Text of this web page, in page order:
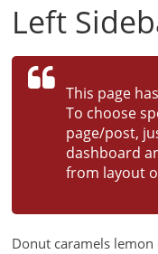
Left
This page
To choose
page/post,
dashboard
from layout
Donut caramels